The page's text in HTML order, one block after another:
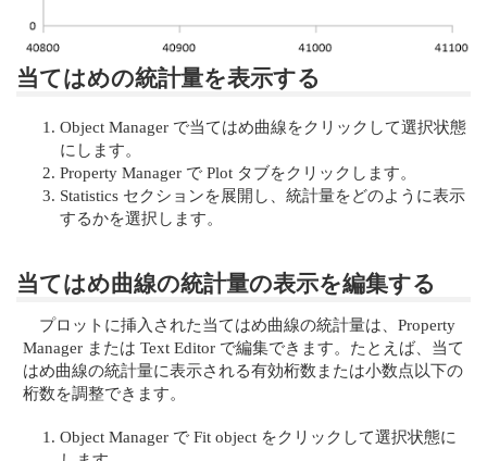
当てはめの統計量を表示する
Object Manager で当てはめ曲線をクリックして選択状態
にします。
Property Manager で Plot タブをクリックします。
Statistics セクションを展開し、統計量をどのように表示
するかを選択します。
当てはめ曲線の統計量の表示を編集する
プロットに挿入された当てはめ曲線の統計量は、Property
Manager または Text Editor で編集できます。たとえば、当て
はめ曲線の統計量に表示される有効桁数または小数点以下の
桁数を調整できます。
Object Manager で Fit object をクリックして選択状態に